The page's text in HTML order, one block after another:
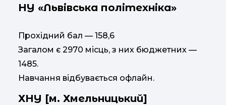
НУ «Львівська політехніка»
Прохідний бал — 158,6
Загалом є 2970 місць, з них бюджетних —
1485.
Навчання відбувається офлайн.
ХНУ [м. Хмельницький]